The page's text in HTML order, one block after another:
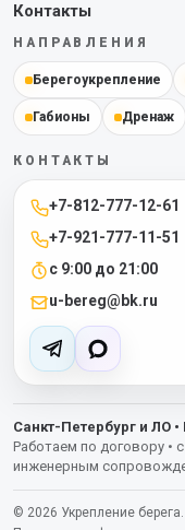
Контакты
НАПРАВЛЕНИЯ
Берегоукрепление
Габионы Дренаж
КОНТАКТЫ
+7-812-777-12-61
+7-921-777-11-51
с 9:00 до 21:00
u-bereg@bk.ru
Санкт-Петербург и ЛО
Работаем по договору •
инженерным
© 2026 Укрепление